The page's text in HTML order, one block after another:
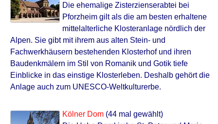
Die ehemalige Zisterzienserabtei bei
Pforzheim gilt als die am besten erhaltene
mittelalterliche Klosteranlage nördlich der
Alpen. Sie gibt mit ihrem aus alten Stein- und
Fachwerkhäusern bestehenden Klosterhof und ihren
Baudenkmälern im Stil von Romanik und Gotik tiefe
Einblicke in das einstige Klosterleben. Deshalb gehört die
Anlage auch zum UNESCO-Weltkulturerbe.
Kölner Dom (44 mal gewählt)